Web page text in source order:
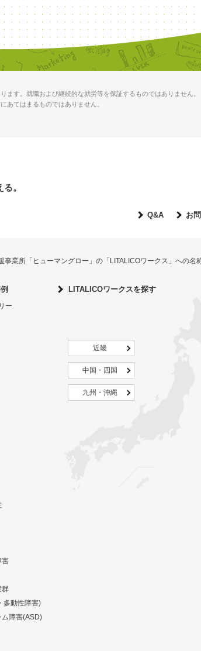
す。就職および継続的な就労等を保証するものではありません。
あてはまるものではありません。
。
Q&A お
事業所「ヒューマングロー」の「LITALICOワークス」への名
ー
害
群
多動性障害)
ム障害(ASD)
LITALICOワークスを探す
近畿
中国・四国
九州・沖縄